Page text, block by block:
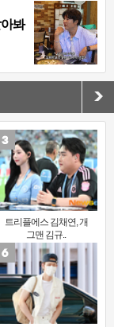
봐
트리플에스 김채연, 개
그맨 김규..